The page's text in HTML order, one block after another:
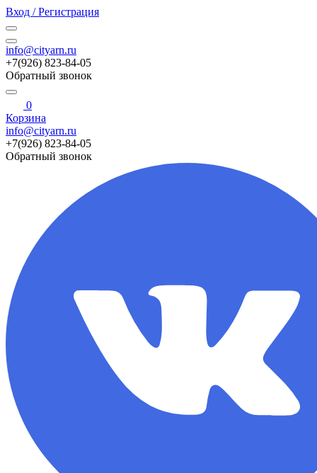
Вход / Регистрация
info@cityarn.ru
+7(926) 823-84-05
Обратный звонок
0
Корзина
info@cityarn.ru
+7(926) 823-84-05
Обратный звонок